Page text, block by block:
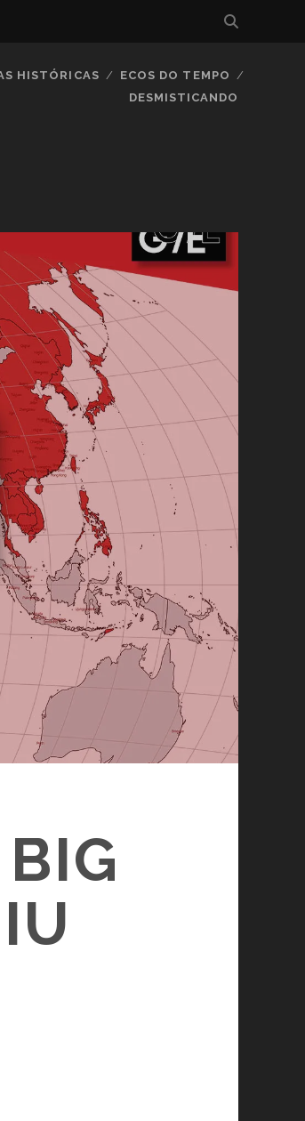
HISTÓRICAS
ECOS DO TEMPO
DESMISTICANDO